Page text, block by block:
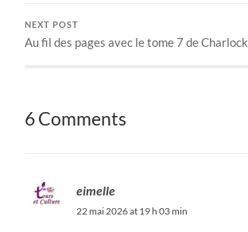
NEXT POST
Au fil des pages avec le tome 7 de Charlock
6 Comments
eimelle
22 mai 2026 at 19 h 03 min